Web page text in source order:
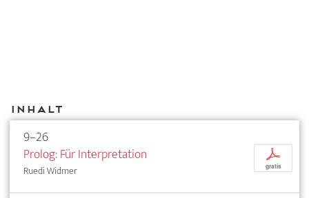
Inhalt
9–26
Prolog: Für Interpretation
Ruedi Widmer
p
gratis